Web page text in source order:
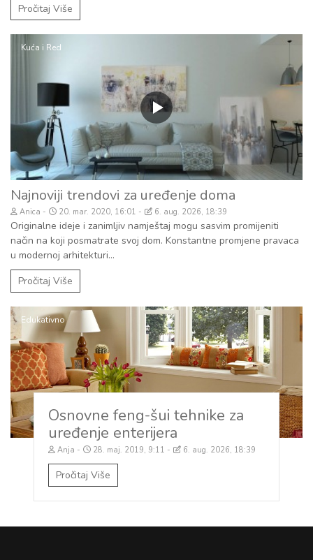
Pročitaj Više
Kuća i Red
Najnoviji trendovi za uređenje doma
Anica 20. mar. 2020, 16:01 6. aug. 2026, 18:39
Originalne ideje i zanimljiv namještaj mogu sasvim promijeniti
način na koji posmatrate svoj dom. Konstantne promjene pravaca
u modernoj arhitekturi...
Pročitaj Više
Edukativno
Osnovne feng-šui tehnike za
uređenje enterijera
Anja 28. maj. 2019, 9:11 6. aug. 2026, 18:39
Pročitaj Više